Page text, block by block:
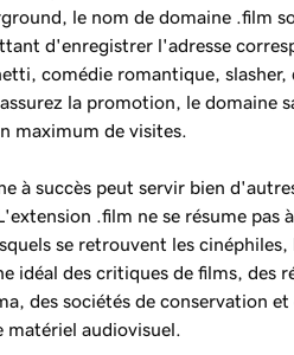
le nom de domaine .film
d'enregistrer l'adresse
comédie romantique,
la promotion, le domaine
maximum de visites.
à succès peut servir bien
.film ne se résume pas
se retrouvent les
idéal des critiques de films, des
des sociétés de conservation
matériel audiovisuel.